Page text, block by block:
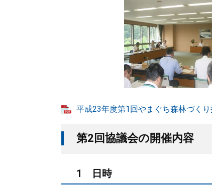
平成23年度第1回やまぐち森林づくり
第2回協議会の開催内容
1 日時